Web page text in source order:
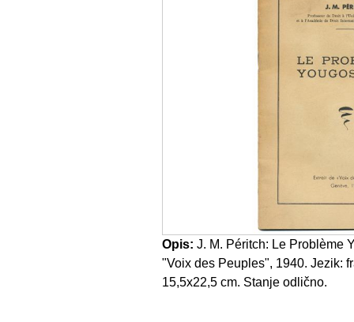
Opis: J. M. Péritch: Le Problème
"Voix des Peuples", 1940. Jezik:
15,5x22,5 cm. Stanje odlično.